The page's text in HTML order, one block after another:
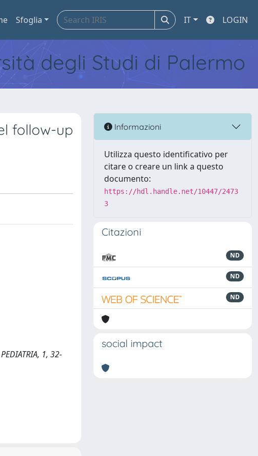
Sfoglia IT LOGIN
degli Studi di Palermo
follow-up
1, 32-
Informazioni
Utilizza questo identificativo per
citare o creare un link a questo
documento:
https://hdl.handle.net/10447/2473
3
Citazioni
ND
ND
ND
social impact